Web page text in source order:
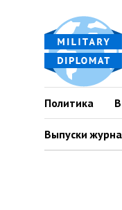
Политика
Выпуски